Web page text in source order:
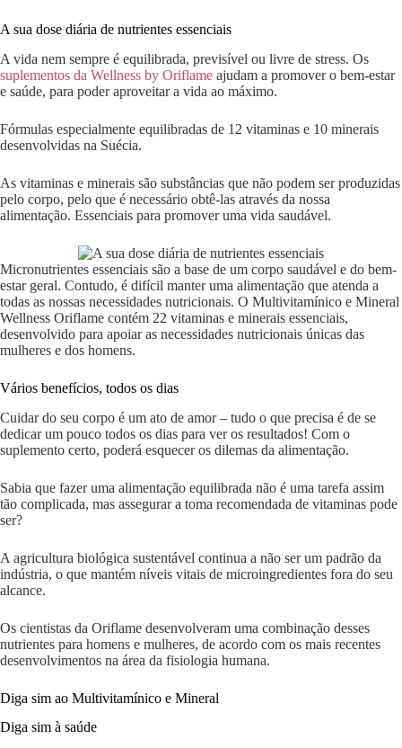
A sua dose diária de nutrientes essenciais
A vida nem sempre é equilibrada, previsível ou livre de stress. Os
suplementos da Wellness by Oriflame ajudam a promover o bem-estar
e saúde, para poder aproveitar a vida ao máximo.
Fórmulas especialmente equilibradas de 12 vitaminas e 10 minerais
desenvolvidas na Suécia.
As vitaminas e minerais são substâncias que não podem ser produzidas
pelo corpo, pelo que é necessário obtê-las através da nossa
alimentação. Essenciais para promover uma vida saudável.
Micronutrientes essenciais são a base de um corpo saudável e do bem-
estar geral. Contudo, é difícil manter uma alimentação que atenda a
todas as nossas necessidades nutricionais. O Multivitamínico e Mineral
Wellness Oriflame contém 22 vitaminas e minerais essenciais,
desenvolvido para apoiar as necessidades nutricionais únicas das
mulheres e dos homens.
Vários benefícios, todos os dias
Cuidar do seu corpo é um ato de amor – tudo o que precisa é de se
dedicar um pouco todos os dias para ver os resultados! Com o
suplemento certo, poderá esquecer os dilemas da alimentação.
Sabia que fazer uma alimentação equilibrada não é uma tarefa assim
tão complicada, mas assegurar a toma recomendada de vitaminas pode
ser?
A agricultura biológica sustentável continua a não ser um padrão da
indústria, o que mantém níveis vitais de microingredientes fora do seu
alcance.
Os cientistas da Oriflame desenvolveram uma combinação desses
nutrientes para homens e mulheres, de acordo com os mais recentes
desenvolvimentos na área da fisiologia humana.
Diga sim ao Multivitamínico e Mineral
Diga sim à saúde